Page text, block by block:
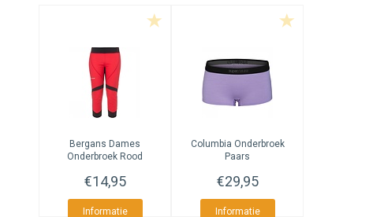
Bergans Dames
Onderbroek Rood
€14,95
Informatie
Columbia Onderbroek
Paars
€29,95
Informatie